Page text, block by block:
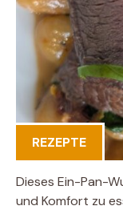
REZEPTE
Dieses Ein-Pan-
und Komfort zu